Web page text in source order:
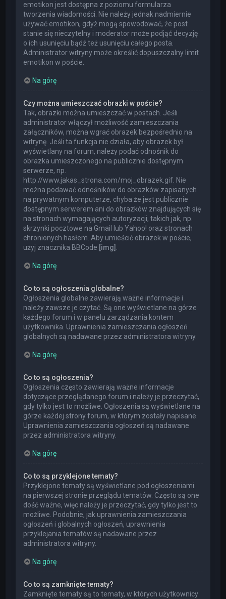
emotikon jest dostępna z poziomu formularza
tworzenia wiadomości. Nie należy jednak nadmiernie
używać emotikon, gdyż mogą spowodować, że post
stanie się nieczytelny i moderator może podjąć decyzję
o ich usunięciu bądź też usunięciu całego posta.
Administrator witryny może określić dopuszczalny limit
emotikon w poście.
Na górę
Czy można umieszczać obrazki w poście?
Tak, obrazki można umieszczać w postach. Jeśli
administrator włączył możliwość zamieszczania
załączników, można wgrać obrazek bezpośrednio na
witrynę. Jeśli ta funkcja nie działa, aby obrazek był
wyświetlany na forum, należy podać odnośnik do
obrazka umieszczonego na publicznie dostępnym
serwerze, np.
http://www.jakas_strona.com/moj_obrazek.gif. Nie
można podawać odnośników do obrazków zapisanych
na prywatnym komputerze, chyba że jest publicznie
dostępnym serwerem ani do obrazków znajdujących się
na stronach wymagających autoryzacji, takich jak, np.
skrzynki pocztowe na Gmail lub Yahoo! oraz stronach
chronionych hasłem. Aby umieścić obrazek w poście,
użyj znacznika BBCode [img] .
Na górę
Co to są ogłoszenia globalne?
Ogłoszenia globalne zawierają ważne informacje i
należy zawsze je czytać. Są one wyświetlane na górze
każdego forum i w panelu zarządzania kontem
użytkownika. Uprawnienia zamieszczania ogłoszeń
globalnych są nadawane przez administratora witryny.
Na górę
Co to są ogłoszenia?
Ogłoszenia często zawierają ważne informacje
dotyczące przeglądanego forum i należy je przeczytać,
gdy tylko jest to możliwe. Ogłoszenia są wyświetlane na
górze każdej strony forum, w którym zostały napisane.
Uprawnienia zamieszczania ogłoszeń są nadawane
przez administratora witryny.
Na górę
Co to są przyklejone tematy?
Przyklejone tematy są wyświetlane pod ogłoszeniami
na pierwszej stronie przeglądu tematów. Często są one
dość ważne, więc należy je przeczytać, gdy tylko jest to
możliwe. Podobnie, jak uprawnienia zamieszczania
ogłoszeń i globalnych ogłoszeń, uprawnienia
przyklejania tematów są nadawane przez
administratora witryny.
Na górę
Co to są zamknięte tematy?
Zamknięte tematy są to tematy, w których użytkownicy